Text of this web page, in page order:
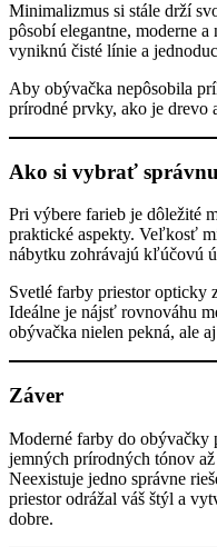
Minimalizmus si stále drží
pôsobí elegantne, moderne
vyniknú čisté línie a
Aby obývačka nepôsobila
prírodné prvky, ako je drevo
Ako si vybrať
Pri výbere farieb je dôležité
praktické aspekty. Veľkosť
nábytku zohrávajú kľúčovú
Svetlé farby priestor opticky
Ideálne je nájsť rovnováhu
obývačka nielen pekná, ale
Záver
Moderné farby do obývačky
jemných prírodných tónov
Neexistuje jedno správne
priestor odrážal váš štýl a
dobre.